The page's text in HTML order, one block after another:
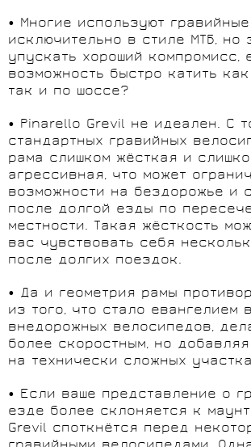
• Многие используют
исключительно в стиле МТБ, но
упускать хороший компромисс,
возможность быстро катить
так и по шоссе?
• Pinarello Grevil не идеален. С
стандартных гравийных
рама слишком жёсткая и
агрессивная, что может
возможности на бездорожье и
после долгой езды по
местности. Такая жёсткость
вас чувствовать себя
после долгих поездок.
• Да и геометрия рамы
из того, что стало евангелием
внедорожных велосипедов,
более скоростным, но
на технически сложных
• Если ваше представление о
езде более склоняется к
Grevil споткнётся перед